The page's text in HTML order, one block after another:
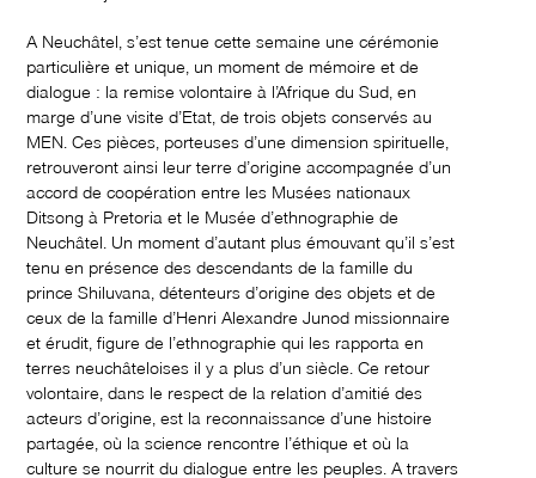
A Neuchâtel, s’est tenue cette semaine une cérémonie
particulière et unique, un moment de mémoire et de
dialogue : la remise volontaire à l’Afrique du Sud, en
marge d’une visite d’Etat, de trois objets conservés au
MEN. Ces pièces, porteuses d’une dimension spirituelle,
retrouveront ainsi leur terre d’origine accompagnée d’un
accord de coopération entre les Musées nationaux
Ditsong à Pretoria et le Musée d’ethnographie de
Neuchâtel. Un moment d’autant plus émouvant qu’il s’est
tenu en présence des descendants de la famille du
prince Shiluvana, détenteurs d’origine des objets et de
ceux de la famille d’Henri Alexandre Junod missionnaire
et érudit, figure de l’ethnographie qui les rapporta en
terres neuchâteloises il y a plus d’un siècle. Ce retour
volontaire, dans le respect de la relation d’amitié des
acteurs d’origine, est la reconnaissance d’une histoire
partagée, où la science rencontre l’éthique et où la
culture se nourrit du dialogue entre les peuples. A travers